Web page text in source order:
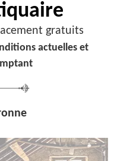
gratuits
actuelles et